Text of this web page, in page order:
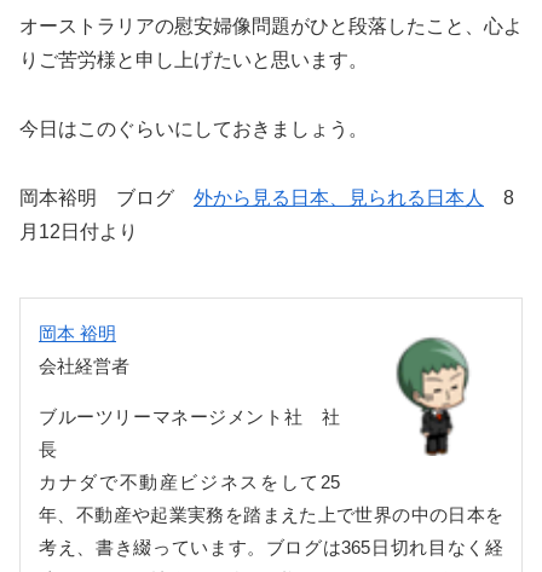
オーストラリアの慰安婦像問題がひと段落したこと、心よ
りご苦労様と申し上げたいと思います。
今日はこのぐらいにしておきましょう。
岡本裕明 ブログ 外から見る日本、見られる日本人
8
月12日付より
岡本 裕明
会社経営者
ブルーツリーマネージメント社 社
長
カナダで不動産ビジネスをして25
年、不動産や起業実務を踏まえた上で世界の中の日本を
考え、書き綴っています。ブログは365日切れ目なく経